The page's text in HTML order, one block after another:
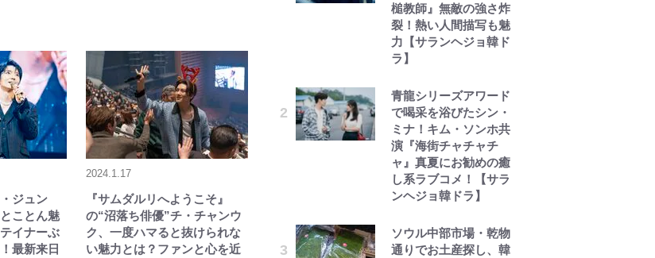
ジュン
ことん魅
イナーぶ
最新来日
2024.1.17
『サムダルリへようこそ』
の“沼落ち俳優”チ・チャンウ
ク、一度ハマると抜けられな
い魅力とは？ファンと心を近
槌教師』無敵の強さ炸
裂！熱い人間描写も魅
力【サランヘジョ韓ド
ラ】
青龍シリーズアワード
で喝采を浴びたシン・
ミナ！キム・ソンホ共
演『海街チャチャチ
ャ』真夏にお勧めの癒
し系ラブコメ！【サラ
ンヘジョ韓ドラ】
ソウル中部市場・乾物
通りでお土産探し、韓